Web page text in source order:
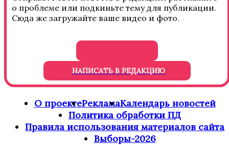
о проблеме или подкиньте тему для публикации.
Сюда же загружайте ваше видео и фото.
НАПИСАТЬ В РЕДАКЦИЮ
О проектеРекламаКалендарь новостей
Политика обработки ПД
Правила использования материалов сайта
Выборы-2026